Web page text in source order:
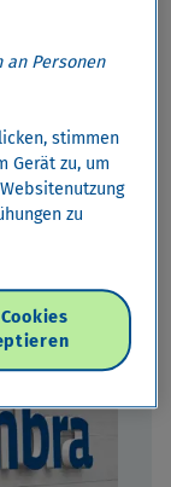
an Personen
stimmen
Gerät zu, um
zu